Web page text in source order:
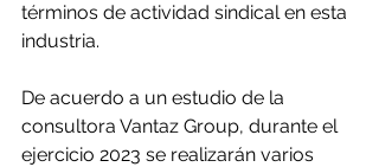
términos de actividad sindical en esta
industria.
De acuerdo a un estudio de la
consultora Vantaz Group, durante el
ejercicio 2023 se realizarán varios